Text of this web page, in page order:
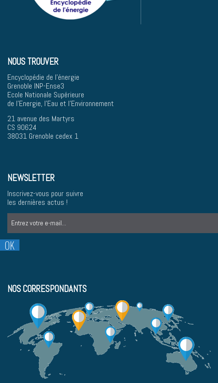
NOUS TROUVER
Encyclopédie de l'énergie
Grenoble INP-Ense3
Ecole Nationale Supérieure
de l'Energie, l'Eau et l'Environnement
21 avenue des Martyrs
CS 90624
38031 Grenoble cedex 1
NEWSLETTER
Inscrivez-vous pour suivre
les dernières actus !
NOS CORRESPONDANTS